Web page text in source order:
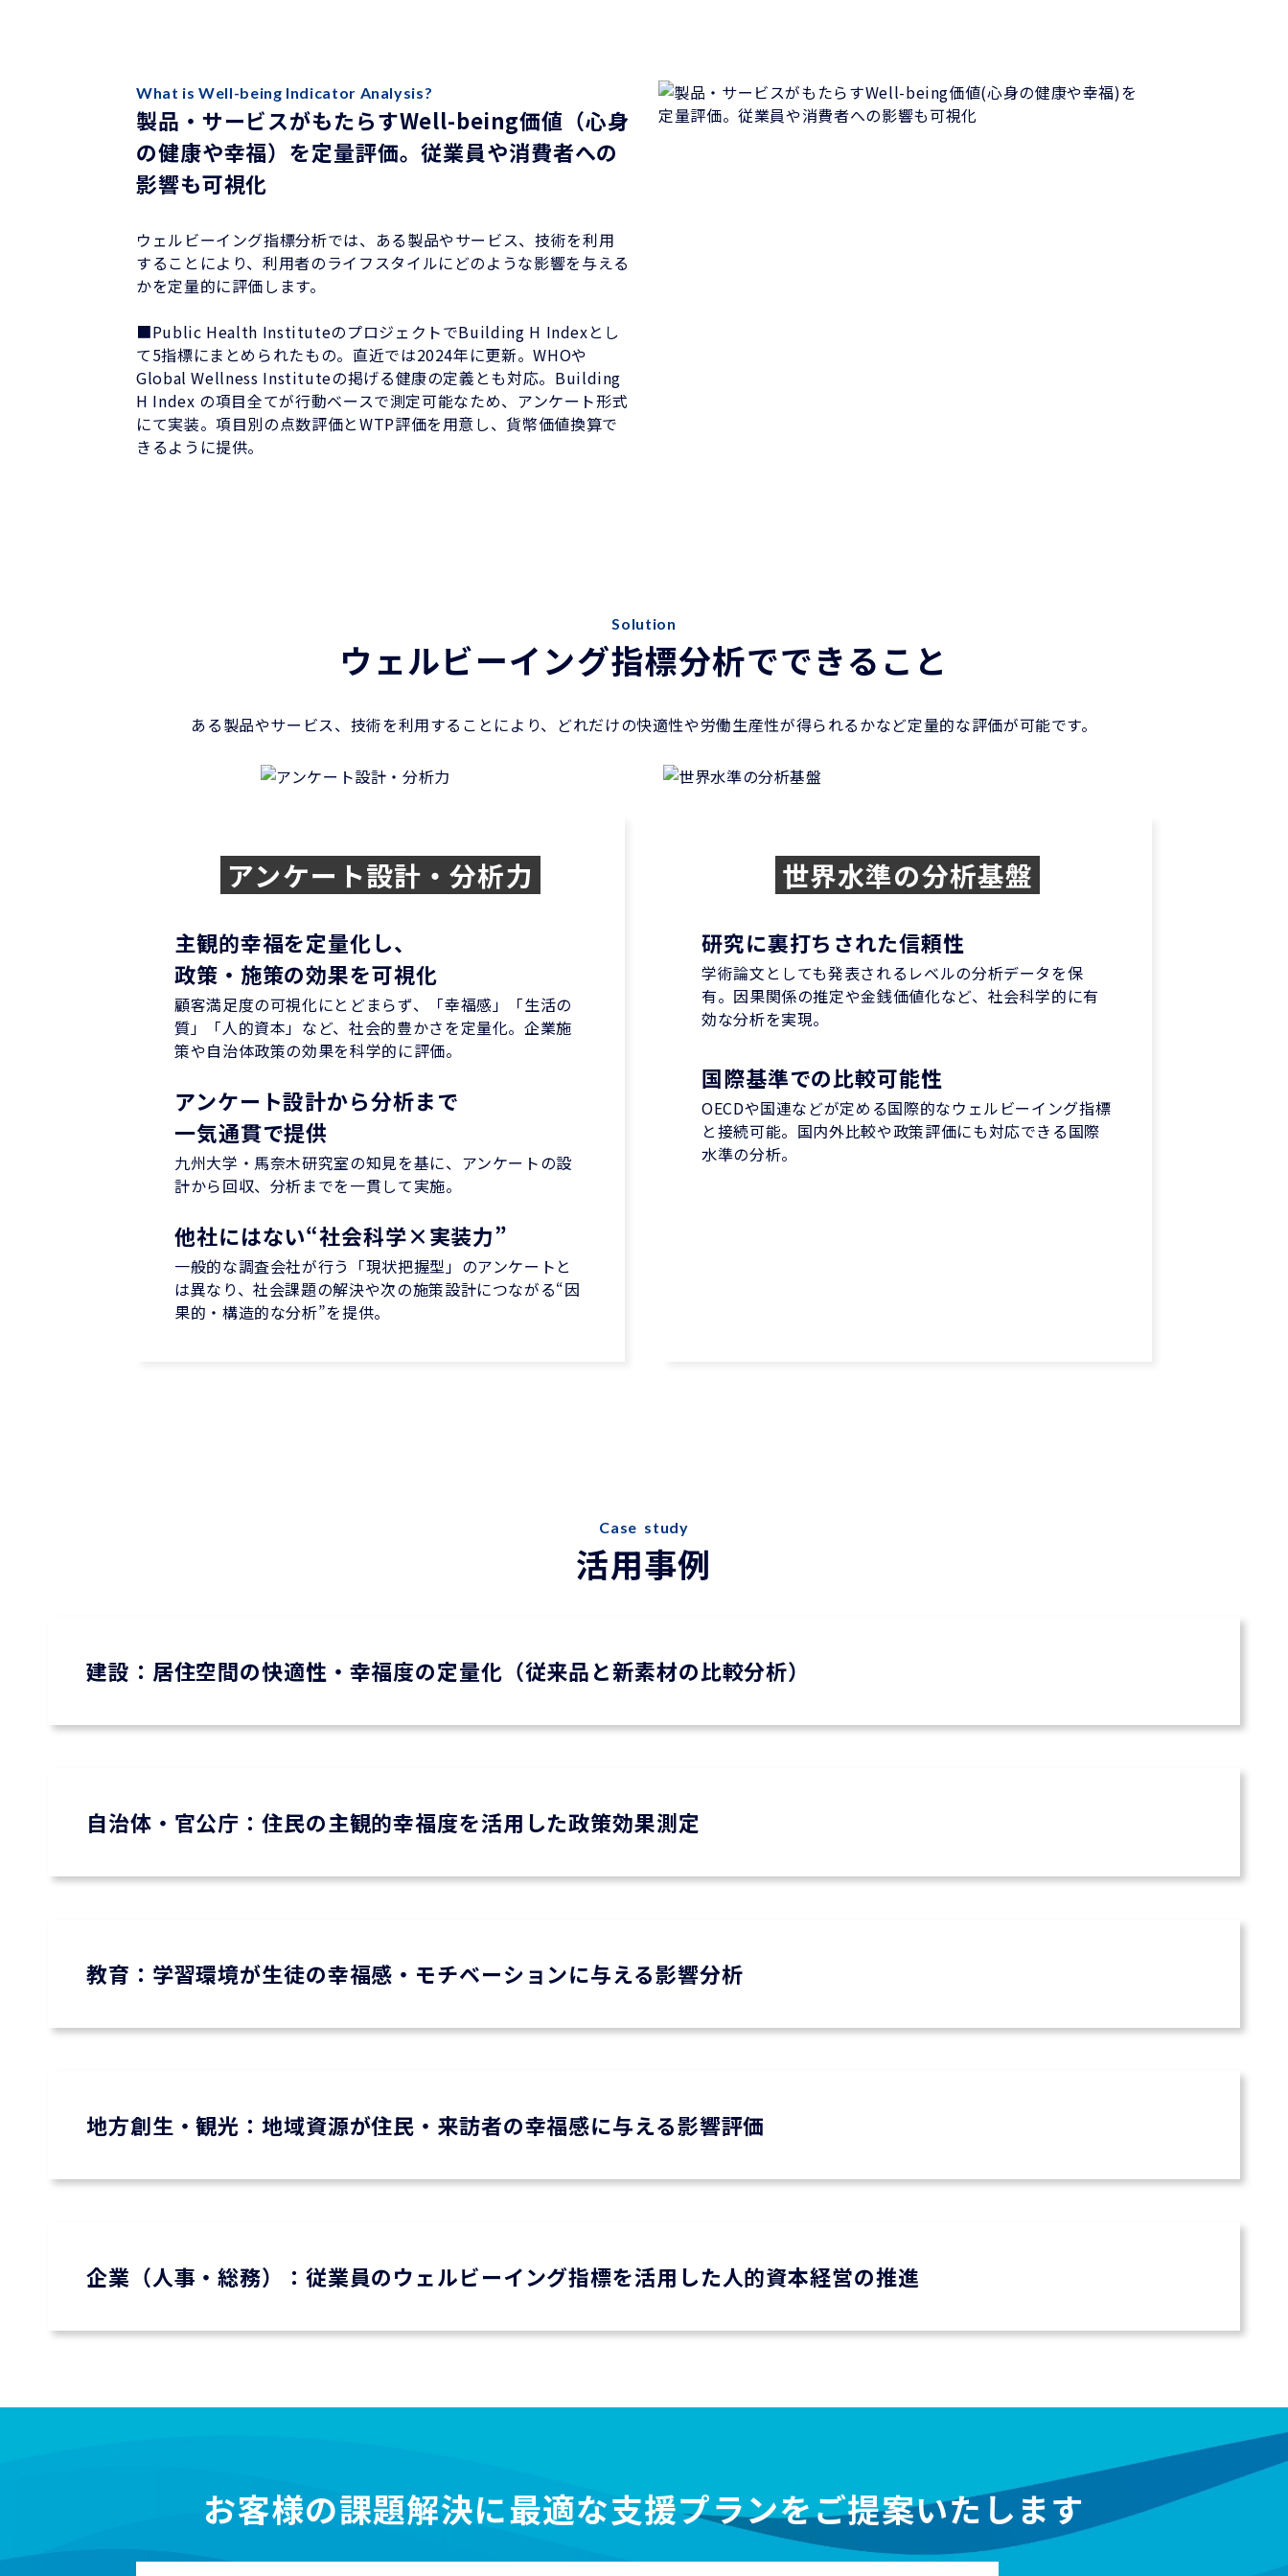
What is Well-being Indicator Analysis?
製品・サービスがもたらすWell-being価値（心身
の健康や幸福）を定量評価。従業員や消費者への
影響も可視化
ウェルビーイング指標分析では、ある製品やサービス、技術を利用
することにより、利用者のライフスタイルにどのような影響を与える
かを定量的に評価します。
■Public Health InstituteのプロジェクトでBuilding H Indexとし
て5指標にまとめられたもの。直近では2024年に更新。WHOや
Global Wellness Instituteの掲げる健康の定義とも対応。Building
H Index の項目全てが行動ベースで測定可能なため、アンケート形式
にて実装。項目別の点数評価とWTP評価を用意し、貨幣価値換算で
きるように提供。
Solution
ウェルビーイング指標分析でできること
ある製品やサービス、技術を利用することにより、どれだけの快適性や労働生産性が得られるかなど定量的な評価が可能です。
アンケート設計・分析力
主観的幸福を定量化し、
政策・施策の効果を可視化
顧客満足度の可視化にとどまらず、「幸福感」「生活の
質」「人的資本」など、社会的豊かさを定量化。企業施
策や自治体政策の効果を科学的に評価。
アンケート設計から分析まで
一気通貫で提供
九州大学・馬奈木研究室の知見を基に、アンケートの設
計から回収、分析までを一貫して実施。
他社にはない“社会科学×実装力”
一般的な調査会社が行う「現状把握型」のアンケートと
は異なり、社会課題の解決や次の施策設計につながる“因
果的・構造的な分析”を提供。
世界水準の分析基盤
研究に裏打ちされた信頼性
学術論文としても発表されるレベルの分析データを保
有。因果関係の推定や金銭価値化など、社会科学的に有
効な分析を実現。
国際基準での比較可能性
OECDや国連などが定める国際的なウェルビーイング指標
と接続可能。国内外比較や政策評価にも対応できる国際
水準の分析。
Case  study
活用事例
建設：居住空間の快適性・幸福度の定量化（従来品と新素材の比較分析）
自治体・官公庁：住民の主観的幸福度を活用した政策効果測定
教育：学習環境が生徒の幸福感・モチベーションに与える影響分析
地方創生・観光：地域資源が住民・来訪者の幸福感に与える影響評価
企業（人事・総務）：従業員のウェルビーイング指標を活用した人的資本経営の推進
お客様の課題解決に最適な支援プランをご提案いたします